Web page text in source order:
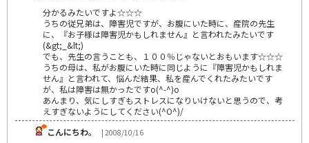
分かるみたいですよ☆☆☆
うちの従兄弟は、障害児ですが、お腹にいた時に、産院の先生
に、『お子様は障害児かもしれません』と言われたみたいです
(&gt;_&lt;)
でも、先生の言うことも、１００％じゃないとおもいます☆☆☆
うちの母は、私がお腹にいた時に同じように『障害児かもしれま
せん』と言われて、悩んだ結果、私を産んでくれたみたいです
が、私は障害は無かったですo(^-^)o
あんまり、気にしすぎもストレスになりいけないと思うので、考
えすぎないようにしてください(^O^)/
こんにちわ。
| 2008/10/16